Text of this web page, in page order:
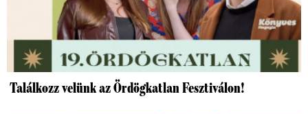
Találkozz velünk az Ördögkatlan Fesztiválon!